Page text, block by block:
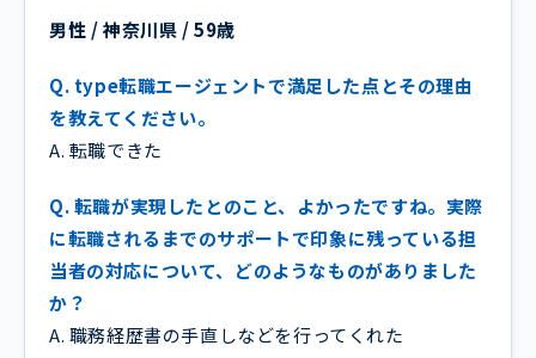
男性 / 神奈川県 / 59歳
Q. type転職エージェントで満足した点とその理由
を教えてください。
A. 転職できた
Q. 転職が実現したとのこと、よかったですね。実際
に転職されるまでのサポートで印象に残っている担
当者の対応について、どのようなものがありました
か？
A. 職務経歴書の手直しなどを行ってくれた